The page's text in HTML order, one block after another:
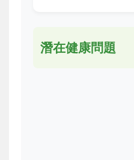
潛在健康問題